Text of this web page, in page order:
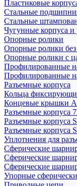
Пластиковые
Стальные
Стальные
Чугунные корпуса и
Опорные ролики
Опорные ролики
Опорные ролики с
Профилированные
Профилированные
Разъемные корпуса
Кольца
Концевые крышки
Разъемные корпуса
Разъемные корпуса
Разъемные корпуса
Уплотнения для
Сферические
Сферические
Сферические
Упорные